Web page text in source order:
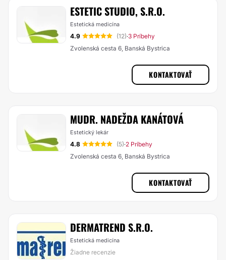
ESTETIC STUDIO, S.R.O.
Estetická medicína
4.9 (12)·3 Príbehy
Zvolenská cesta 6, Banská Bystrica
KONTAKTOVAŤ
MUDR. NADEŽDA KANÁTOVÁ
Estetický lekár
4.8 (5)·2 Príbehy
Zvolenská cesta 6, Banská Bystrica
KONTAKTOVAŤ
DERMATREND S.R.O.
Estetická medicína
Žiadne recenzie